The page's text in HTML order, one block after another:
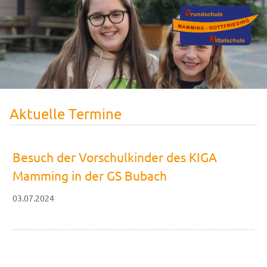
Aktuelle Termine
Besuch der Vorschulkinder des KIGA
Mamming in der GS Bubach
03.07.2024